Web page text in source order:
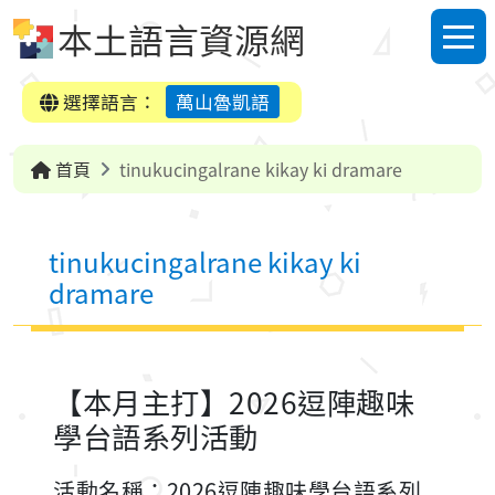
本土語言資源網
選單
選擇語言：
萬山魯凱語
首頁 tinukucingalrane kikay ki dramare
tinukucingalrane kikay ki
dramare
【本月主打】2026逗陣趣味
學台語系列活動